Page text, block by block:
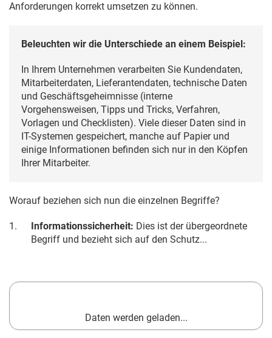
Anforderungen korrekt umsetzen zu können.
Beleuchten wir die Unterschiede an einem Beispiel:
In Ihrem Unternehmen verarbeiten Sie Kundendaten,
Mitarbeiterdaten, Lieferantendaten, technische Daten
und Geschäftsgeheimnisse (interne
Vorgehensweisen, Tipps und Tricks, Verfahren,
Vorlagen und Checklisten). Viele dieser Daten sind in
IT-Systemen gespeichert, manche auf Papier und
einige Informationen befinden sich nur in den Köpfen
Ihrer Mitarbeiter.
Worauf beziehen sich nun die einzelnen Begriffe?
1. Informationssicherheit: Dies ist der übergeordnete
Begriff und bezieht sich auf den Schutz...
Daten werden geladen...